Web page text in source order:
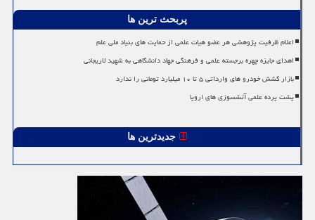
پربحث ترین ها
اعلام ظرفیت پژوهشی هر عضو هیات علمی از حمایت های بنیاد ملی علم
اهدای جایزه چهره برجسته علمی و فرهنگی جهاد دانشگاهی به شهید لاریجانی
بازار کشش خودرو های وارداتی ۵ تا ۱۰ میلیارد تومانی را ندارد
پشت پرده علمی آتشسوزی های اروپا
جدیدترین ها